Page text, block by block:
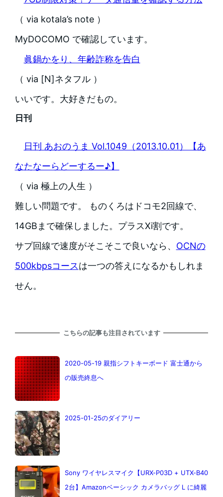
（ via kotala’s note ）
MyDOCOMO で確認しています。
眞鍋かをり、年齢詐称を告白
（ via [N]ネタフル ）
いいです。大好きだもの。
日刊
日刊 あおのうま Vol.1049（2013.10.01）【あ
なたなーらどーするー♪】
（ via 極上の人生 ）
難しい問題です。 ものくろはドコモ2回線で、
14GBまで確保しました。プラスXi割です。
サプ回線で速度がそこそこで良いなら、 OCNの
500kbpsコースは一つの答えになるかもしれま
せん。
こちらの記事も注目されています
2020-05-19 親指シフトキーボード 富士通から
の販売終息へ
2025-01-25のダイアリー
Sony ワイヤレスマイク【URX-P03D + UTX-B40
2台】Amazonベーシック カメラバッグ L に綺麗